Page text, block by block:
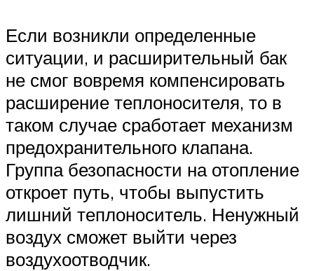
Если возникли определенные
ситуации, и расширительный бак
не смог вовремя компенсировать
расширение теплоносителя, то в
таком случае сработает механизм
предохранительного клапана.
Группа безопасности на отопление
откроет путь, чтобы выпустить
лишний теплоноситель. Ненужный
воздух сможет выйти через
воздухоотводчик.